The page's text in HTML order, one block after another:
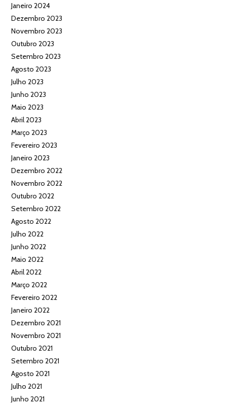
Janeiro 2024
Dezembro 2023
Novembro 2023
Outubro 2023
Setembro 2023
Agosto 2023
Julho 2023
Junho 2023
Maio 2023
Abril 2023
Março 2023
Fevereiro 2023
Janeiro 2023
Dezembro 2022
Novembro 2022
Outubro 2022
Setembro 2022
Agosto 2022
Julho 2022
Junho 2022
Maio 2022
Abril 2022
Março 2022
Fevereiro 2022
Janeiro 2022
Dezembro 2021
Novembro 2021
Outubro 2021
Setembro 2021
Agosto 2021
Julho 2021
Junho 2021